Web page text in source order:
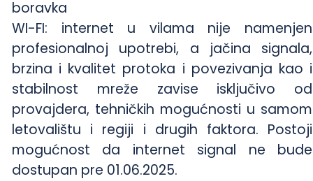
boravka
WI-FI: internet u vilama nije namenjen
profesionalnoj upotrebi, a jačina signala,
brzina i kvalitet protoka i povezivanja kao i
stabilnost mreže zavise isključivo od
provajdera, tehničkih mogućnosti u samom
letovalištu i regiji i drugih faktora. Postoji
mogućnost da internet signal ne bude
dostupan pre 01.06.2025.